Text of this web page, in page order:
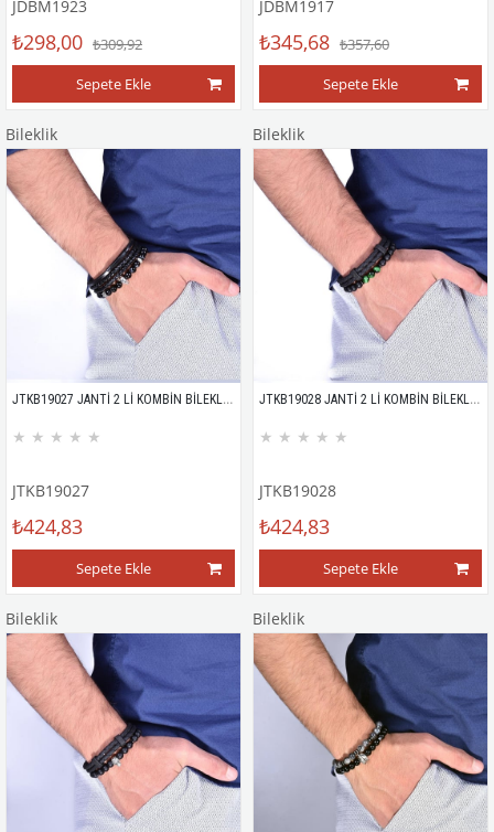
JDBM1923
₺298,00 ₺309,92
Sepete Ekle
JDBM1917
₺345,68 ₺357,60
Sepete Ekle
Bileklik
JTKB19027 JANTİ 2 Lİ KOMBİN BİLEKLİK KUTULU
★ ★ ★ ★ ★
JTKB19027
₺424,83
Sepete Ekle
Bileklik
JTKB19028 JANTİ 2 Lİ KOMBİN BİLEKLİK KUTULU
★ ★ ★ ★ ★
JTKB19028
₺424,83
Sepete Ekle
Bileklik Bileklik